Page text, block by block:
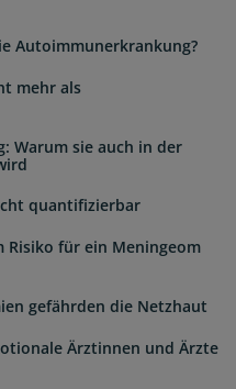
Autoimmunerkrankung?
mehr als
Warum sie auch in der
quantifizierbar
Risiko für ein Meningeom
gefährden die Netzhaut
Ärztinnen und Ärzte